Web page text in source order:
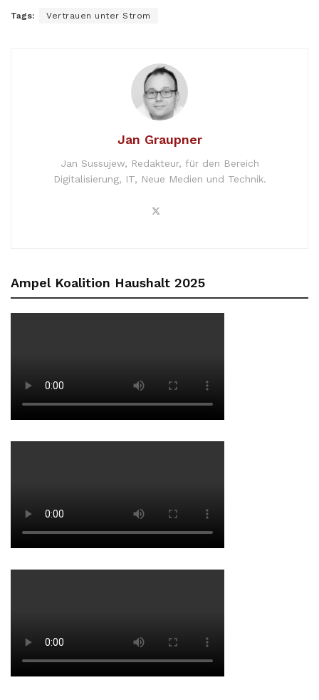
Tags: Vertrauen unter Strom
Jan Graupner
Jan Sussujew, Redakteur, für den Bereich
Digitalisierung, IT, Neue Medien und Technik.
Ampel Koalition Haushalt 2025